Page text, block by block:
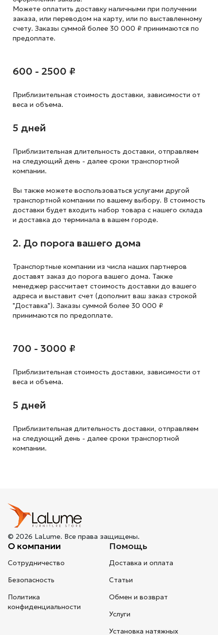
Можете оплатить доставку наличными при получении
заказа, или переводом на карту, или по выставленному
счету. Заказы суммой более 30 000 ₽ принимаются по
предоплате.
600 - 2500 ₽
Приблизительная стоимость доставки, зависимости от
веса и объема.
5 дней
Приблизительная длительность доставки, отправляем
на следующий день - далее сроки транспортной
компании.
Вы также можете воспользоваться услугами другой
транспортной компании по вашему выбору. В стоимость
доставки будет входить набор товара с нашего склада
и доставка до терминала в вашем городе.
2. До порога вашего дома
Транспортные компании из числа наших партнеров
доставят заказ до порога вашего дома. Также
менеджер рассчитает стоимость доставки до вашего
адреса и выставит счет (дополнит ваш заказ строкой
"Доставка"). Заказы суммой более 30 000 ₽
принимаются по предоплате.
700 - 3000 ₽
Приблизительная стоимость доставки, зависимости от
веса и объема.
5 дней
Приблизительная длительность доставки, отправляем
на следующий день - далее сроки транспортной
компании.
© 2026 LaLume. Все права защищены.
О компании
Сотрудничество
Безопасность
Политика
конфиденциальности
Помощь
Доставка и оплата
Статьи
Обмен и возврат
Услуги
Установка натяжных